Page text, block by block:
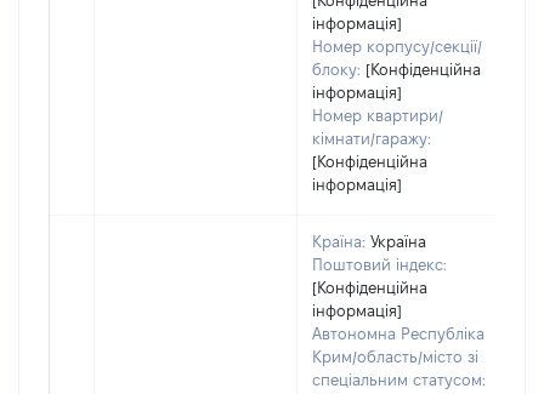
інформація]
Номер корпусу/секції/
блоку: [Конфіденційна
інформація]
Номер квартири/
кімнати/гаражу:
[Конфіденційна
інформація]
Країна: Україна
Поштовий індекс:
[Конфіденційна
інформація]
Автономна Республіка
Крим/область/місто зі
спеціальним статусом: